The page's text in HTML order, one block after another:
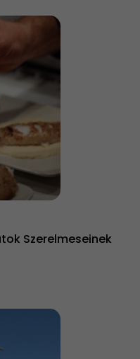
Szerelmeseinek